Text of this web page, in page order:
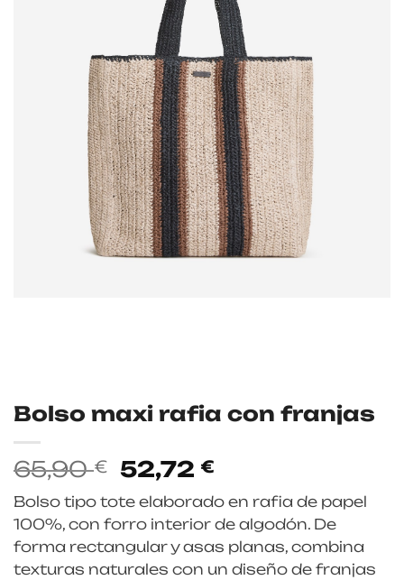
Bolso maxi rafia con franjas
65,90€
El
precio
original
era:
65,90 €.
52,72 €
precio
actual
es:
52,72 €.
Bolso tipo tote elaborado en rafia de papel
100%, con forro interior de algodón. De
forma rectangular y asas planas, combina
texturas naturales con un diseño de franjas